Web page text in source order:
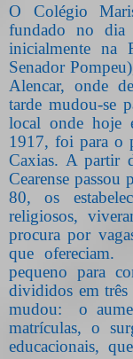
O Colégio
fundado no dia
inicialmente na
Senador
Alencar, onde
tarde mudou-se
local onde hoje
1917, foi para o
Caxias. A partir
Cearense passou
80, os
religiosos,
procura por
que ofereciam.
pequeno para
divididos em
mudou:
o
matrículas, o
educacionais,